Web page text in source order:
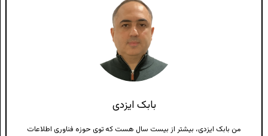
بابک ایزدی
من بابک ایزدی، بیشتر از بیست سال هست که توی حوزه فناوری اطلاعات